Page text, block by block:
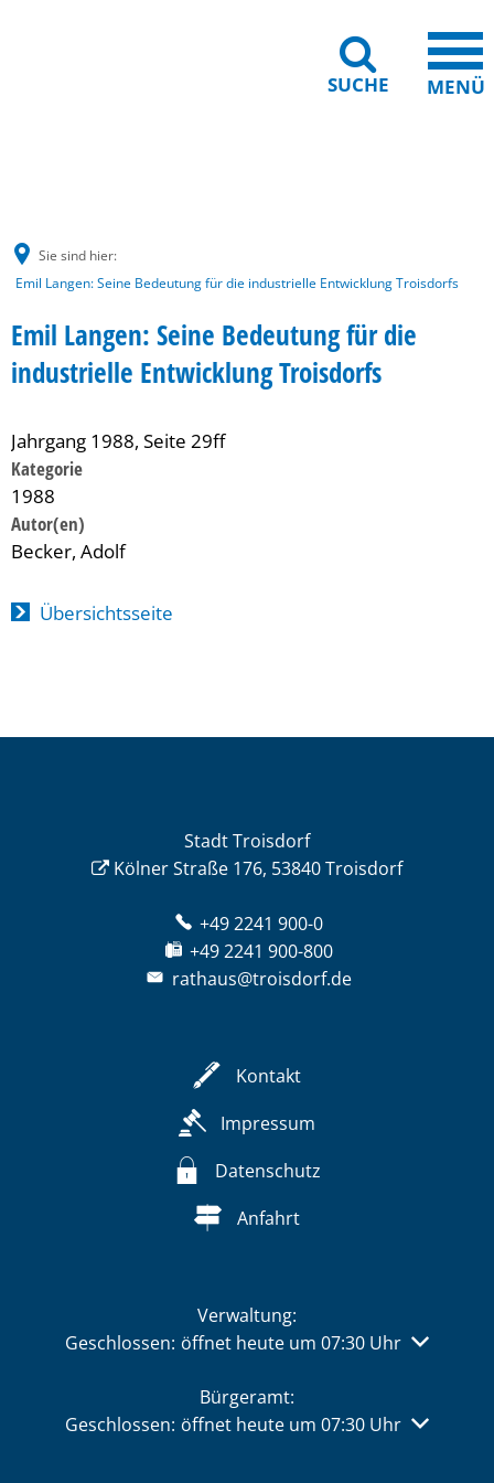
SUCHE MENÜ
Sie sind hier:
Emil Langen: Seine Bedeutung für die industrielle Entwicklung Troisdorfs
Emil Langen: Seine Bedeutung für die
industrielle Entwicklung Troisdorfs
Jahrgang 1988, Seite 29ff
Kategorie
1988
Becker, Adolf
Übersichtsseite
Stadt Troisdorf
Kölner Straße 176, 53840 Troisdorf
+49 2241 900-0
+49 2241 900-800
rathaus@troisdorf.de
Kontakt
Impressum
Datenschutz
Anfahrt
Verwaltung:
Klicken, um weitere Öffnungs- oder Schließzeiten
Geschlossen: öffnet heute um 07:30 Uhr
Bürgeramt:
Klicken, um weitere Öffnungs- oder Schließzeiten
Geschlossen: öffnet heute um 07:30 Uhr